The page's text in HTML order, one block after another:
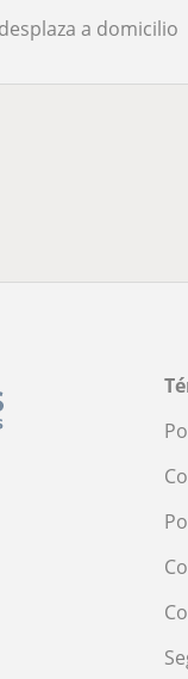
a domicilio